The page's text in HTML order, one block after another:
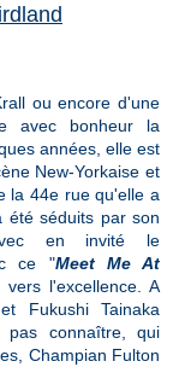
ou encore d'une
avec bonheur la
années, elle est
New-Yorkaise et
la 44e rue qu'elle a
été séduits par son
en invité le
ce "Meet Me At
l'excellence. A
Fukushi Tainaka
pas connaître, qui
Champian Fulton